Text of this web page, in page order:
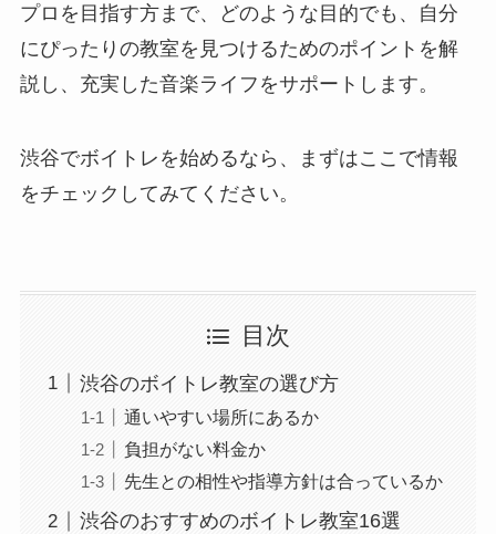
プロを目指す方まで、どのような目的でも、自分
にぴったりの教室を見つけるためのポイントを解
説し、充実した音楽ライフをサポートします。
渋谷でボイトレを始めるなら、まずはここで情報
をチェックしてみてください。
目次
渋谷のボイトレ教室の選び方
通いやすい場所にあるか
負担がない料金か
先生との相性や指導方針は合っているか
渋谷のおすすめのボイトレ教室16選